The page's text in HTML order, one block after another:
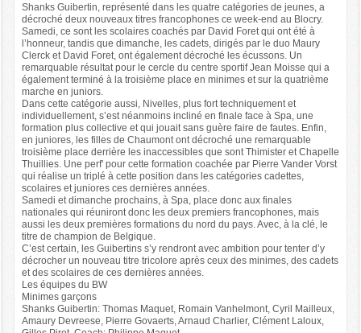
Shanks Guibertin, représenté dans les quatre catégories de jeunes, a
décroché deux nouveaux titres francophones ce week-end au Blocry.
Samedi, ce sont les scolaires coachés par David Foret qui ont été à
l’honneur, tandis que dimanche, les cadets, dirigés par le duo Maury
Clerck et David Foret, ont également décroché les écussons. Un
remarquable résultat pour le cercle du centre sportif Jean Moisse qui a
également terminé à la troisième place en minimes et sur la quatrième
marche en juniors.
Dans cette catégorie aussi, Nivelles, plus fort techniquement et
individuellement, s’est néanmoins incliné en finale face à Spa, une
formation plus collective et qui jouait sans guère faire de fautes. Enfin,
en juniores, les filles de Chaumont ont décroché une remarquable
troisième place derrière les inaccessibles que sont Thimister et Chapelle
Thuillies. Une perf' pour cette formation coachée par Pierre Vander Vorst
qui réalise un triplé à cette position dans les catégories cadettes,
scolaires et juniores ces dernières années.
Samedi et dimanche prochains, à Spa, place donc aux finales
nationales qui réuniront donc les deux premiers francophones, mais
aussi les deux premières formations du nord du pays. Avec, à la clé, le
titre de champion de Belgique.
C’est certain, les Guibertins s’y rendront avec ambition pour tenter d’y
décrocher un nouveau titre tricolore après ceux des minimes, des cadets
et des scolaires de ces dernières années.
Les équipes du BW
Minimes garçons
Shanks Guibertin: Thomas Maquet, Romain Vanhelmont, Cyril Mailleux,
Amaury Devreese, Pierre Govaerts, Arnaud Charlier, Clément Laloux,